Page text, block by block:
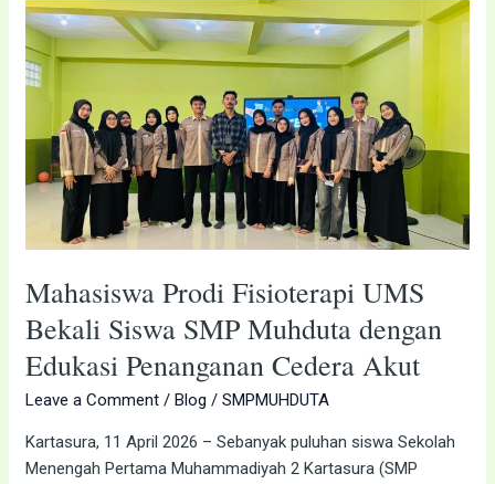
Mahasiswa Prodi Fisioterapi UMS
Bekali Siswa SMP Muhduta dengan
Edukasi Penanganan Cedera Akut
Leave a Comment / Blog /SMPMUHDUTA
Kartasura, 11 April 2026 – Sebanyak puluhan siswa Sekolah
Menengah Pertama Muhammadiyah 2 Kartasura (SMP
Mahasiswa
Prodi
Fisioterapi
UMS
Bekali
Siswa
SMP
Muhduta
dengan
Edukasi
Cedera
Akut